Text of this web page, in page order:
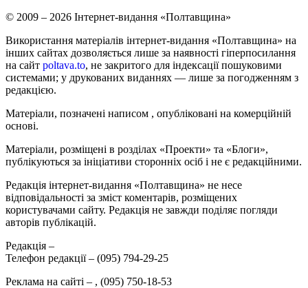
© 2009 – 2026 Інтернет-видання «Полтавщина»
Використання матеріалів інтернет-видання «Полтавщина» на
інших сайтах дозволяється лише за наявності гіперпосилання
на сайт poltava.to, не закритого для індексації пошуковими
системами; у друкованих виданнях — лише за погодженням з
редакцією.
Матеріали, позначені написом , опубліковані на комерційній
основі.
Матеріали, розміщені в розділах «Проекти» та «Блоги»,
публікуються за ініціативи сторонніх осіб і не є редакційними.
Редакція інтернет-видання «Полтавщина» не несе
відповідальності за зміст коментарів, розміщених
користувачами сайту. Редакція не завжди поділяє погляди
авторів публікацій.
Редакція –
Телефон редакції – (095) 794-29-25
Реклама на сайті – , (095) 750-18-53